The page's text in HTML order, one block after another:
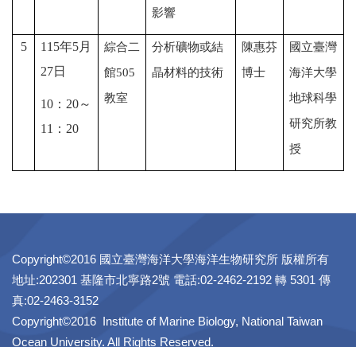
影響
5 115年5月
27日
10 ： 20～
11 ： 20
綜合二
館505
教室
分析礦物或結
晶材料的技術
陳惠芬
博士
國立臺灣
海洋大學
地球科學
研究所教
授
Copyright©2016 國立臺灣海洋大學海洋生物研究所 版權所有
地址:202301 基隆市北寧路2號 電話:02-2462-2192 轉 5301 傳
真:02-2463-3152
Copyright©2016 Institute of Marine Biology, National Taiwan
Ocean University. All Rights Reserved.